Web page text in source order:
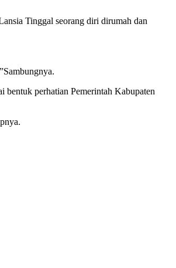
Tinggal seorang diri dirumah dan
bentuk perhatian Pemerintah Kabupaten